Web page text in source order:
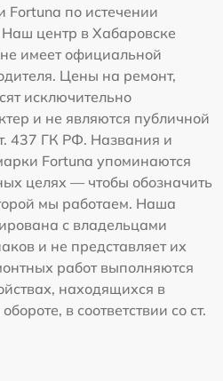
Fortuna по истечении
центр в Хабаровске
имеет официальной
Цены на ремонт,
исключительно
и не являются публичной
437 ГК РФ. Названия и
Fortuna упоминаются
целях — чтобы обозначить
мы работаем. Наша
с владельцами
и не представляет их
работ выполняются
находящихся в
в соответствии со ст.